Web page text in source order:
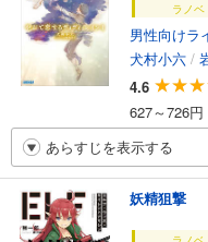
ラノベ
男性向けラ
犬村小六 /
4.6
627～726
あらすじを表示する
妖精狙撃